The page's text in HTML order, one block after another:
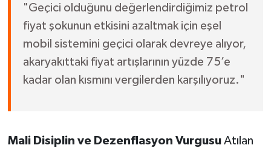
"Geçici olduğunu değerlendirdiğimiz petrol
fiyat şokunun etkisini azaltmak için eşel
mobil sistemini geçici olarak devreye alıyor,
akaryakıttaki fiyat artışlarının yüzde 75’e
kadar olan kısmını vergilerden karşılıyoruz."
Mali Disiplin ve Dezenflasyon VurgusuAtılan